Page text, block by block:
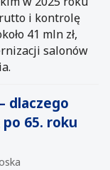
i kontrolę
41 mln zł,
salonów
dlaczego
65. roku